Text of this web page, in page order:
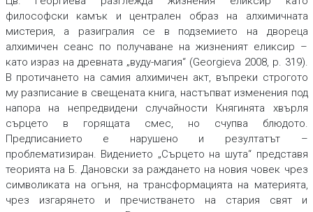
философски камък и централен образ на алхимичната
мистерия, а разигралия се в подземието на двореца
алхимичен сеанс по получаване на жизненият еликсир –
като израз на древната „вуду-магия“ (Georgieva 2008, p. 319).
В протичането на самия алхимичен акт, въпреки строгото
му разписание в свещената книга, настъпват изменения под
напора на непредвидени случайности Княгинята хвърля
сърцето в горящата смес, но счупва блюдото.
Предписанието е нарушено и резултатът –
проблематизиран. Видението „Сърцето на шута“ представя
теорията на Б. Дановски за раждането на новия човек чрез
символиката на огъня, на трансформацията на материята,
чрез изгарянето и пречистването на стария свят и